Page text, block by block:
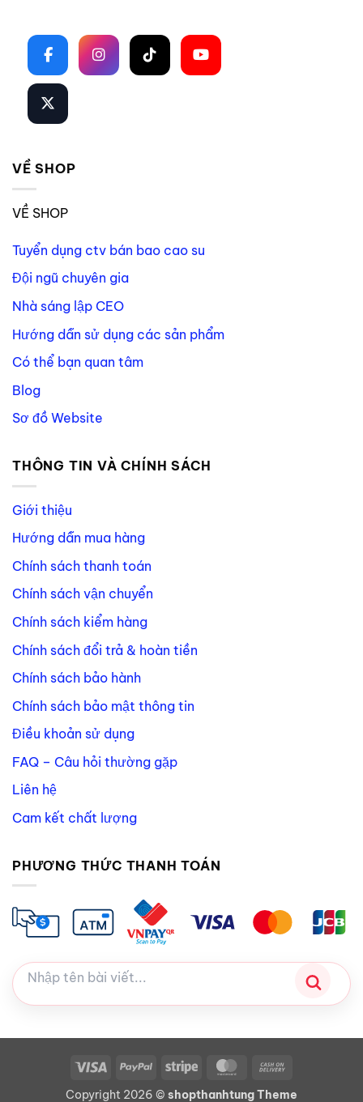
VỀ SHOP
VỀ SHOP
Tuyển dụng ctv bán bao cao su
Đội ngũ chuyên gia
Nhà sáng lập CEO
Hướng dẫn sử dụng các sản phẩm
Có thể bạn quan tâm
Blog
Sơ đồ Website
THÔNG TIN VÀ CHÍNH SÁCH
Giới thiệu
Hướng dẫn mua hàng
Chính sách thanh toán
Chính sách vận chuyển
Chính sách kiểm hàng
Chính sách đổi trả & hoàn tiền
Chính sách bảo hành
Chính sách bảo mật thông tin
Điều khoản sử dụng
FAQ – Câu hỏi thường gặp
Liên hệ
Cam kết chất lượng
PHƯƠNG THỨC THANH TOÁN
Visa PayPal Stripe MasterCard
Copyright 2026 © shopthanhtung Theme